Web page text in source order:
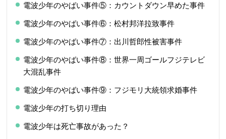
電波少年のやばい事件⑤：カウントダウン早めた事件
電波少年のやばい事件⑥：松村邦洋拉致事件
電波少年のやばい事件⑦：出川哲郎性被害事件
電波少年のやばい事件⑧：世界一周ゴールフジテレビ
大混乱事件
電波少年のやばい事件⑨：フジモリ大統領求婚事件
電波少年の打ち切り理由
電波少年は死亡事故があった？